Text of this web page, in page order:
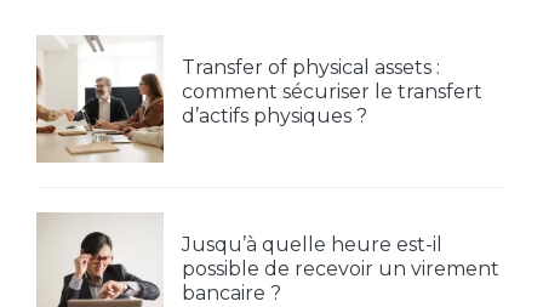
Transfer of physical assets :
comment sécuriser le transfert
d’actifs physiques ?
Jusqu’à quelle heure est-il
possible de recevoir un virement
bancaire ?